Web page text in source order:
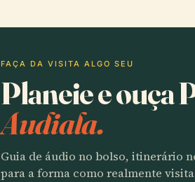
FAÇA DA VISITA ALGO SEU
Planeie e ouça
Audiala.
Guia de áudio no bolso, itinerário
para a forma como realmente